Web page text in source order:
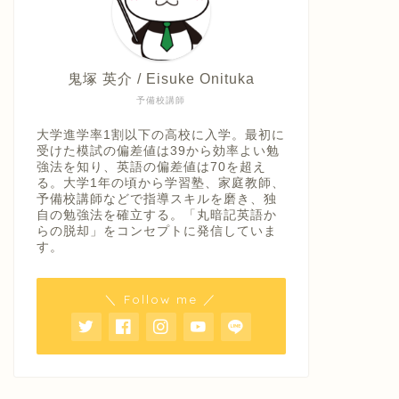
予備校講師
鬼塚 英介 / Eisuke Onituka
大学進学率1割以下の高校に入学。最初に
受けた模試の偏差値は39から効率よい勉
強法を知り、英語の偏差値は70を超え
る。大学1年の頃から学習塾、家庭教師、
予備校講師などで指導スキルを磨き、独
自の勉強法を確立する。「丸暗記英語か
らの脱却」をコンセプトに発信していま
す。
＼ Follow me ／